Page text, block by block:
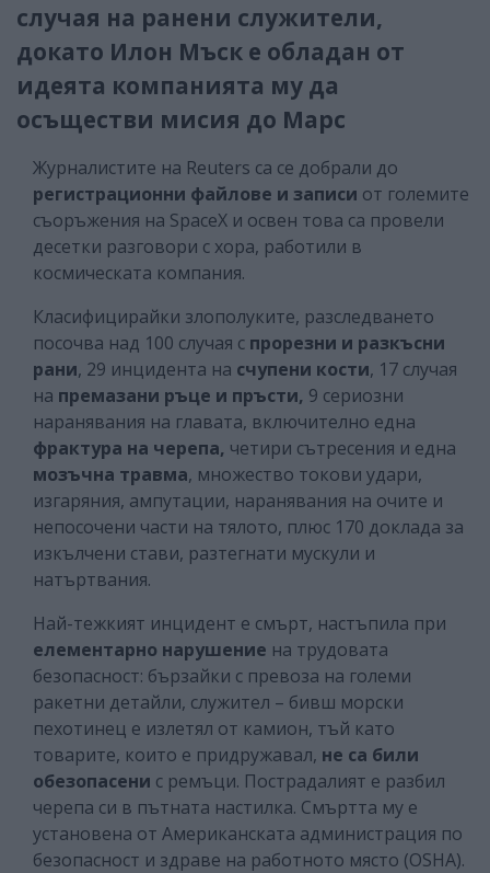
случая на ранени служители,
докато Илон Мъск е обладан от
идеята компанията му да
осъществи мисия до Марс
Журналистите на Reuters са се добрали до
регистрационни файлове и записи от големите
съоръжения на SpaceX и освен това са провели
десетки разговори с хора, работили в
космическата компания.
Класифицирайки злополуките, разследването
посочва над 100 случая с прорезни и разкъсни
рани, 29 инцидента на счупени кости, 17 случая
на премазани ръце и пръсти, 9 сериозни
наранявания на главата, включително една
фрактура на черепа, четири сътресения и една
мозъчна травма, множество токови удари,
изгаряния, ампутации, наранявания на очите и
непосочени части на тялото, плюс 170 доклада за
изкълчени стави, разтегнати мускули и
натъртвания.
Най-тежкият инцидент е смърт, настъпила при
елементарно нарушение на трудовата
безопасност: бързайки с превоза на големи
ракетни детайли, служител – бивш морски
пехотинец е излетял от камион, тъй като
товарите, които е придружавал, не са били
обезопасени с ремъци. Пострадалият е разбил
черепа си в пътната настилка. Смъртта му е
установена от Американската администрация по
безопасност и здраве на работното място (OSHA).